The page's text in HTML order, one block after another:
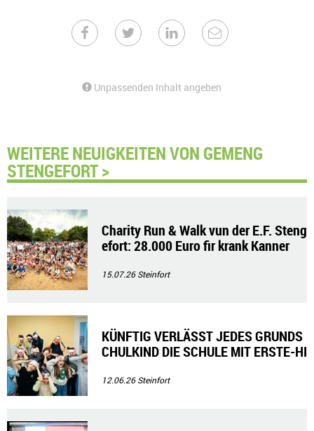
Unpassenden Inhalt angeben
WEITERE NEUIGKEITEN VON GEMENG
STENGEFORT >
Charity Run & Walk vun der E.F. Steng
efort: 28.000 Euro fir krank Kanner
15.07.26Steinfort
KÜNFTIG VERLÄSST JEDES GRUNDS
CHULKIND DIE SCHULE MIT ERSTE-HI
12.06.26Steinfort